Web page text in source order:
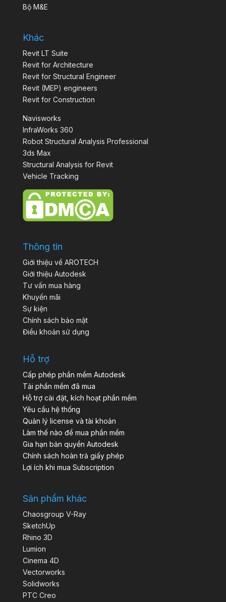
Bộ M&E
Khác
Revit LT Suite
Revit for Architecture
Revit for Structural Engineer
Revit (MEP) engineers
Revit for Construction
Navisworks
InfraWorks 360
Robot Structural Analysis Professional
3ds Max
Structural Analysis for Revit
Vehicle Tracking
Thông tin
Giới thiệu về AROTECH
Giới thiệu Autodesk
Tư vấn mua hàng
Khuyến mãi
Sự kiện
Chính sách bảo mật
Điều khoản sử dụng
Hỗ trợ
Cấp phép phần mềm Autodesk
Tải phần mềm đã mua
Hỗ trợ cài đặt, kích hoạt phần mềm
Yêu cầu hệ thống
Quản lý license và tài khoản
Làm thế nào để mua phần mềm
Gia hạn bản quyền Autodesk
Chính sách hoàn trả giấy phép
Lợi ích khi mua Subscription
Sản phẩm khác
Chaosgroup V-Ray
SketchUp
Rhino 3D
Lumion
Cinema 4D
Vectorworks
Solidworks
PTC Creo